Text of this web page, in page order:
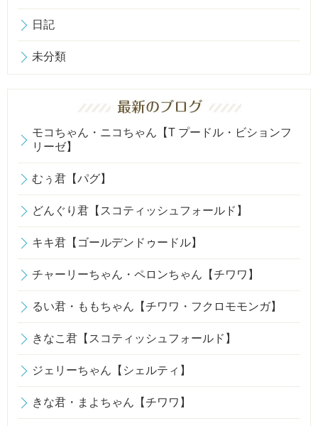
日記
未分類
モコちゃん・ニコちゃん【T プードル・ビションフ
リーゼ】
むぅ君【パグ】
どんぐり君【スコティッシュフォールド】
キキ君【ゴールデンドゥードル】
チャーリーちゃん・ペロンちゃん【チワワ】
るい君・ももちゃん【チワワ・フクロモモンガ】
きなこ君【スコティッシュフォールド】
ジェリーちゃん【シェルティ】
きな君・まよちゃん【チワワ】